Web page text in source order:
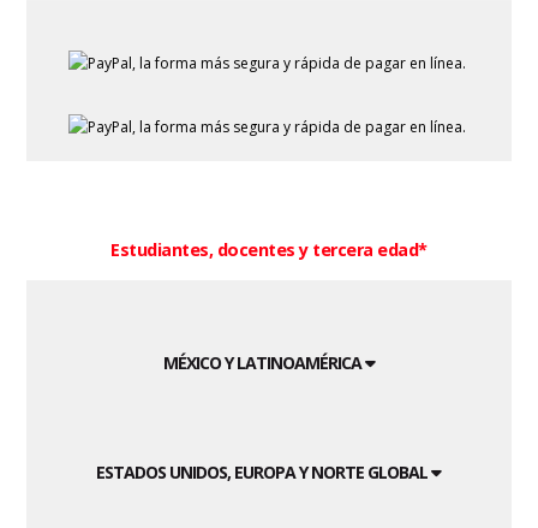
Estudiantes, docentes y tercera edad*
MÉXICO Y LATINOAMÉRICA
ESTADOS UNIDOS, EUROPA Y NORTE GLOBAL